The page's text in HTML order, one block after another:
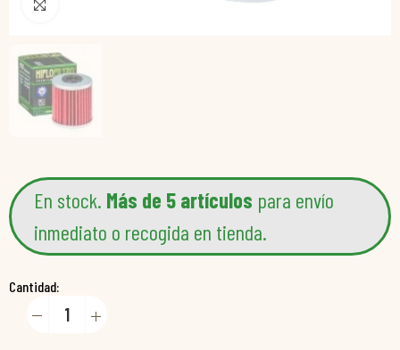
En stock. Más de 5 artículos para envío
inmediato o recogida en tienda.
Cantidad: